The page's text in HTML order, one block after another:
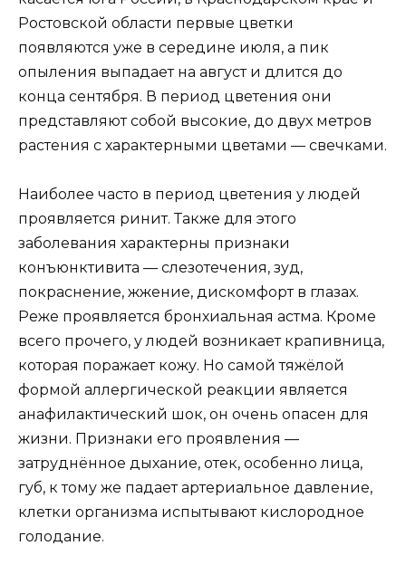
Ростовской области первые цветки
появляются уже в середине июля, а пик
опыления выпадает на август и длится до
конца сентября. В период цветения они
представляют собой высокие, до двух метров
растения с характерными цветами — свечками.
Наиболее часто в период цветения у людей
проявляется ринит. Также для этого
заболевания характерны признаки
конъюнктивита — слезотечения, зуд,
покраснение, жжение, дискомфорт в глазах.
Реже проявляется бронхиальная астма. Кроме
всего прочего, у людей возникает крапивница,
которая поражает кожу. Но самой тяжёлой
формой аллергической реакции является
анафилактический шок, он очень опасен для
жизни. Признаки его проявления —
затруднённое дыхание, отек, особенно лица,
губ, к тому же падает артериальное давление,
клетки организма испытывают кислородное
голодание.